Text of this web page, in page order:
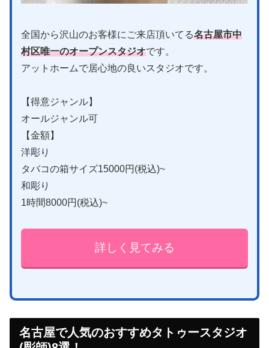
全国から沢山のお客様にご来店頂いてる名古屋市中
村区唯一のオープンスタジオです。
アットホームで居心地の良いスタジオです。
【得意ジャンル】
オールジャンル可
【金額】
洋彫り
タバコの箱サイズ15000円(税込)~
和彫り
1時間8000円(税込)~
詳しく見てみる
名古屋で人気のおすすめタトゥースタジオ